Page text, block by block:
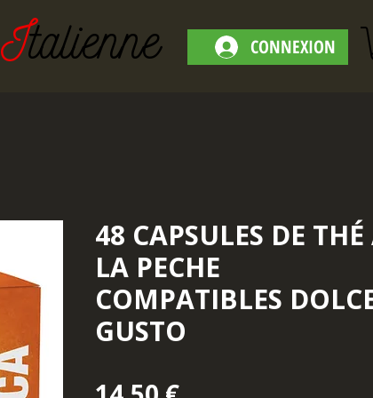
CONNEXION
Italienne
48 CAPSULES DE THÉ
LA PECHE
COMPATIBLES
GUSTO